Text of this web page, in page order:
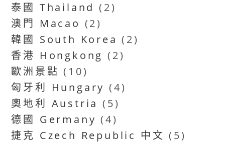
泰國 Thailand (2)
澳門 Macao (2)
韓國 South Korea (2)
香港 Hongkong (2)
歐洲景點 (10)
匈牙利 Hungary (4)
奧地利 Austria (5)
德國 Germany (4)
捷克 Czech Republic 中文 (5)